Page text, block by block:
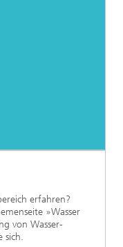
erfahren?
»Wasser
von Wasser-
sich.